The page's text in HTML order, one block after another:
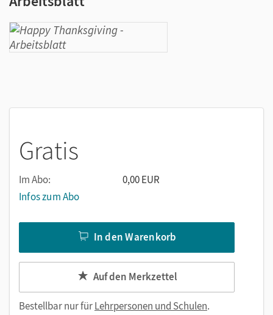
Gratis
Im Abo:
0,00 EUR
Infos zum Abo
In den Warenkorb
Auf den Merkzettel
Bestellbar nur fürLehrpersonen und Schulen.